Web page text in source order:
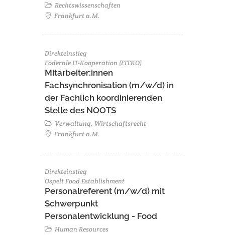
Rechtswissenschaften
Frankfurt a.M.
Direkteinstieg
Föderale IT-Kooperation (FITKO)
Mitarbeiter:innen
Fachsynchronisation (m/w/d) in
der Fachlich koordinierenden
Stelle des NOOTS
Verwaltung, Wirtschaftsrecht
Frankfurt a.M.
Direkteinstieg
Ospelt Food Establishment
Personalreferent (m/w/d) mit
Schwerpunkt
Personalentwicklung - Food
Human Resources